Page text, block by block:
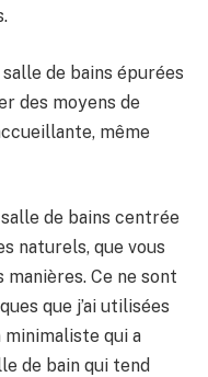
de bains épurées
des moyens de
même
de bains centrée
naturels, que vous
Ce ne sont
que j’ai utilisées
qui a
de bain qui tend